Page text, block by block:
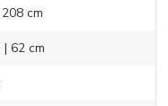
cm
| 62 cm